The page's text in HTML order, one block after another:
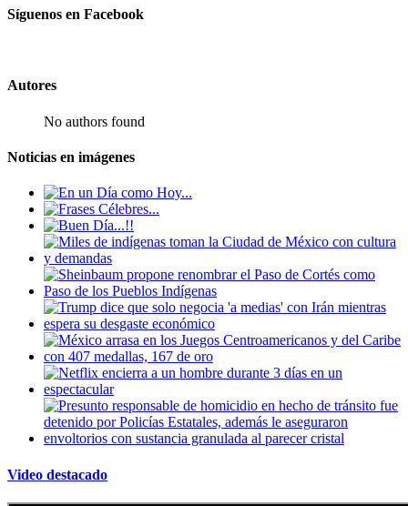
Síguenos en Facebook
Autores
No authors found
Noticias en imágenes
Video destacado